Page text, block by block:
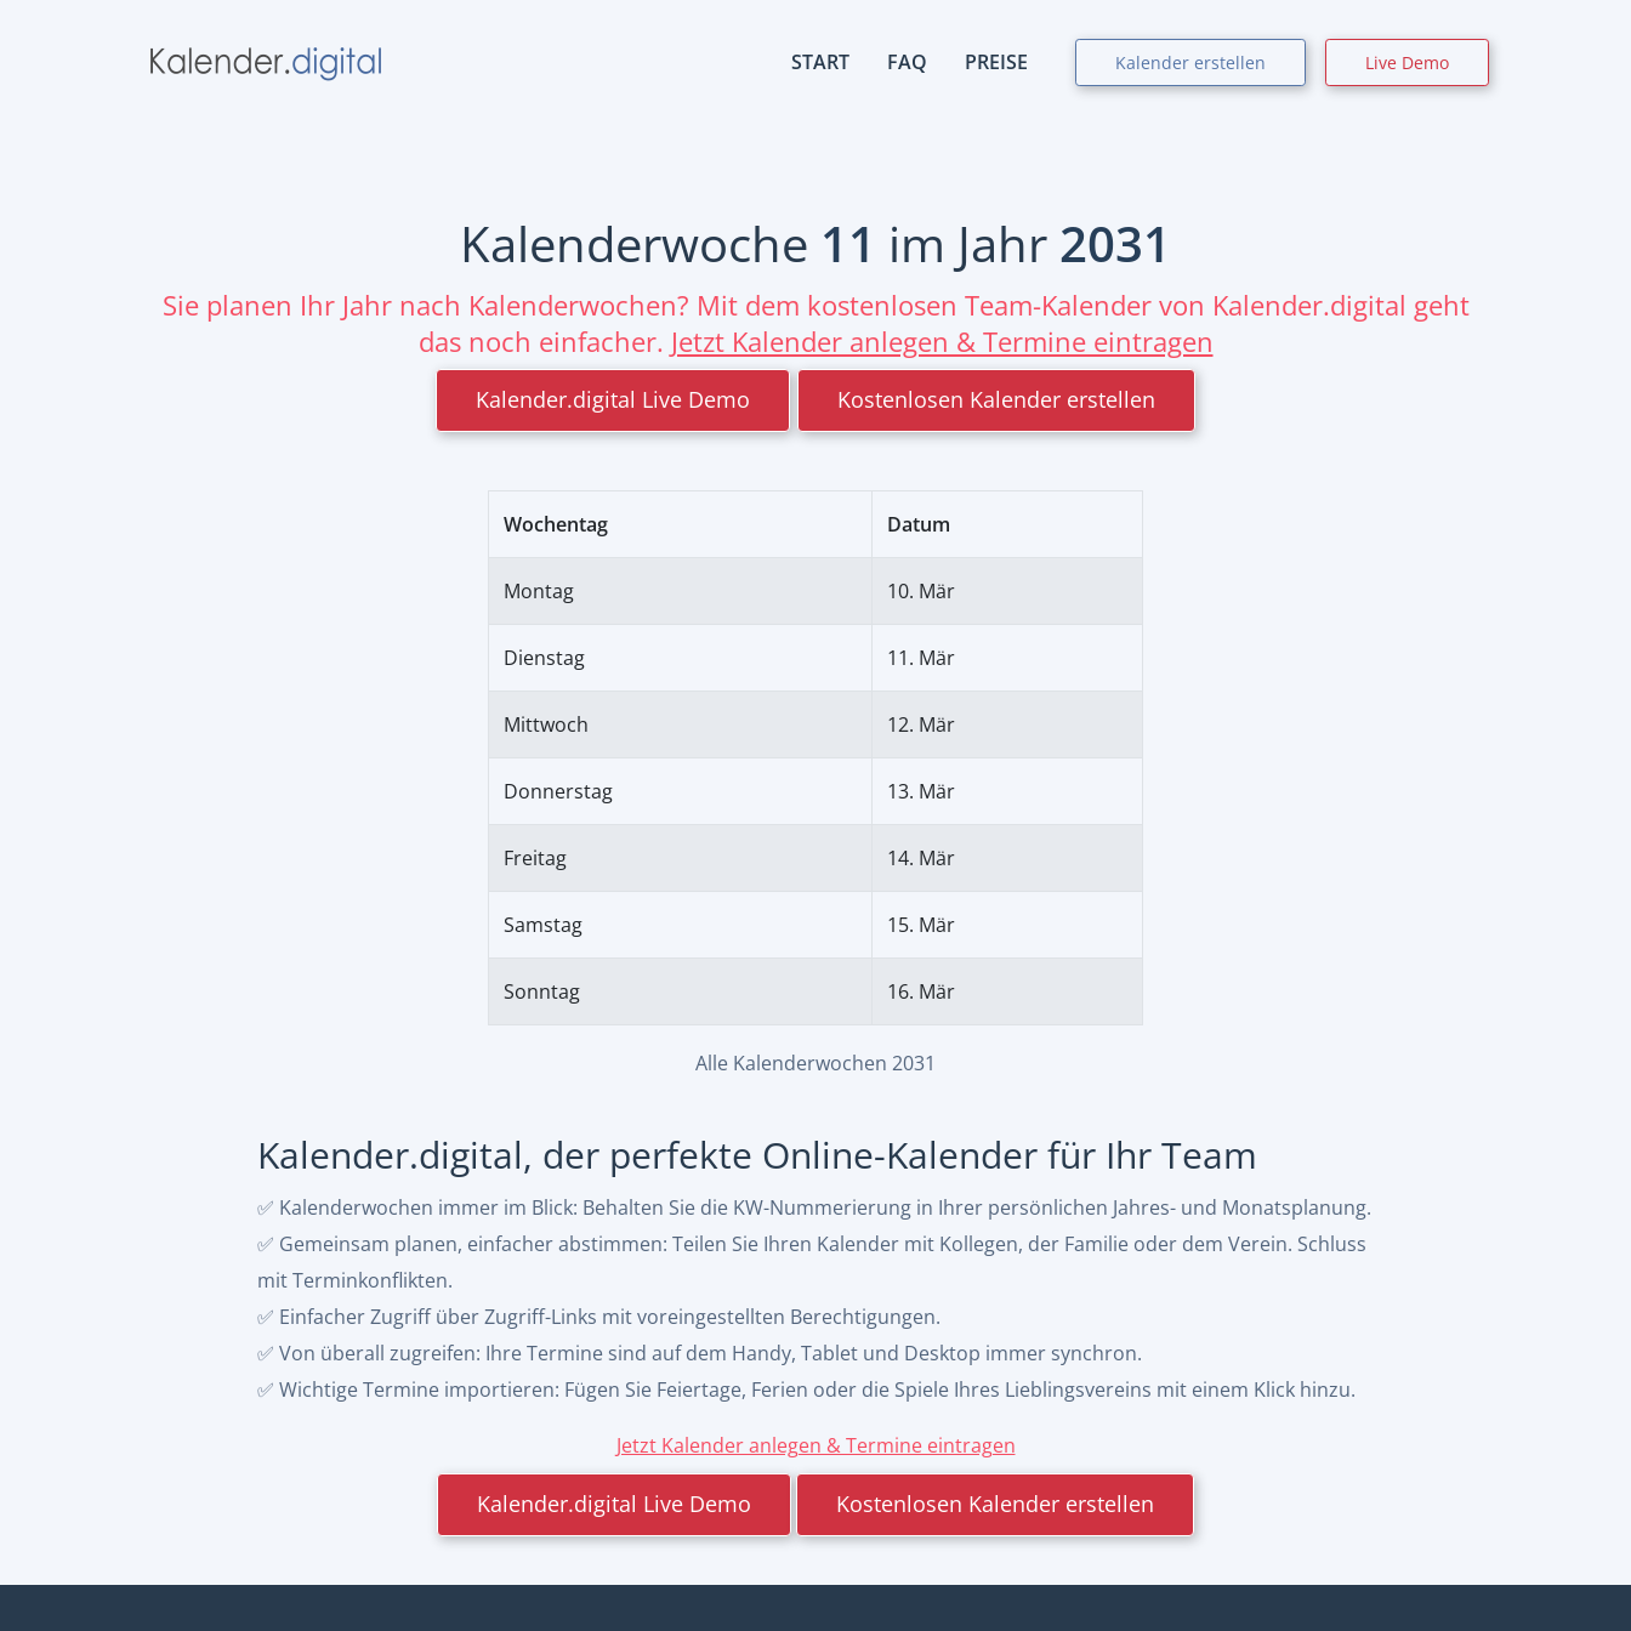
START FAQ PREISE Kalender erstellen Live Demo
Kalenderwoche 11 im Jahr 2031
Sie planen Ihr Jahr nach Kalenderwochen? Mit dem kostenlosen Team-Kalender von Kalender.digital geht
das noch einfacher. Jetzt Kalender anlegen & Termine eintragen
Kalender.digital Live Demo Kostenlosen Kalender erstellen
Wochentag Datum
Montag 10. Mär
Dienstag 11. Mär
Mittwoch 12. Mär
Donnerstag 13. Mär
Freitag 14. Mär
Samstag 15. Mär
Sonntag 16. Mär
Alle Kalenderwochen 2031
Kalender.digital, der perfekte Online-Kalender für Ihr Team
✅ Kalenderwochen immer im Blick: Behalten Sie die KW-Nummerierung in Ihrer persönlichen Jahres- und Monatsplanung.
✅ Gemeinsam planen, einfacher abstimmen: Teilen Sie Ihren Kalender mit Kollegen, der Familie oder dem Verein. Schluss
mit Terminkonflikten.
✅ Einfacher Zugriff über Zugriff-Links mit voreingestellten Berechtigungen.
✅ Von überall zugreifen: Ihre Termine sind auf dem Handy, Tablet und Desktop immer synchron.
✅ Wichtige Termine importieren: Fügen Sie Feiertage, Ferien oder die Spiele Ihres Lieblingsvereins mit einem Klick hinzu.
Jetzt Kalender anlegen & Termine eintragen
Kalender.digital Live Demo Kostenlosen Kalender erstellen